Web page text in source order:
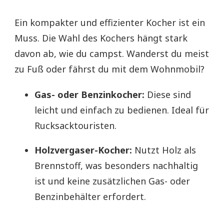
Ein kompakter und effizienter Kocher ist ein
Muss. Die Wahl des Kochers hängt stark
davon ab, wie du campst. Wanderst du meist
zu Fuß oder fährst du mit dem Wohnmobil?
Gas- oder Benzinkocher: Diese sind
leicht und einfach zu bedienen. Ideal für
Rucksacktouristen.
Holzvergaser-Kocher: Nutzt Holz als
Brennstoff, was besonders nachhaltig
ist und keine zusätzlichen Gas- oder
Benzinbehälter erfordert.